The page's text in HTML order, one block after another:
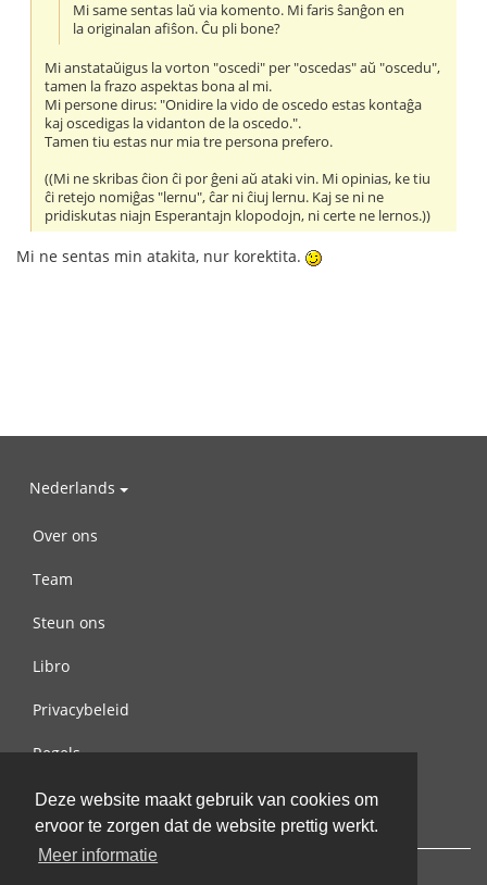
Deze website maakt gebruik van cookies om
ervoor te zorgen dat de website prettig werkt.
Meer informatie
Mi same sentas laŭ via komento. Mi faris ŝanĝon en
la originalan afiŝon. Ĉu pli bone?
Mi anstataŭigus la vorton "oscedi" per "oscedas" aŭ "oscedu",
tamen la frazo aspektas bona al mi.
Mi persone dirus: "Onidire la vido de oscedo estas kontaĝa
kaj oscedigas la vidanton de la oscedo.".
Tamen tiu estas nur mia tre persona prefero.
((Mi ne skribas ĉion ĉi por ĝeni aŭ ataki vin. Mi opinias, ke tiu
ĉi retejo nomiĝas "lernu", ĉar ni ĉiuj lernu. Kaj se ni ne
pridiskutas niajn Esperantajn klopodojn, ni certe ne lernos.))
Mi ne sentas min atakita, nur korektita.
Nederlands
Over ons
Team
Steun ons
Libro
Privacybeleid
Regels
Contact met ons opnemen